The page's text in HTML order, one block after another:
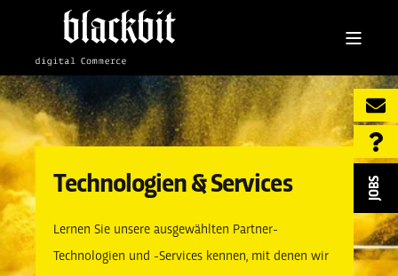
JOBS
Technologien & Services
Lernen Sie unsere ausgewählten Partner-
Technologien und -Services kennen, mit denen wir